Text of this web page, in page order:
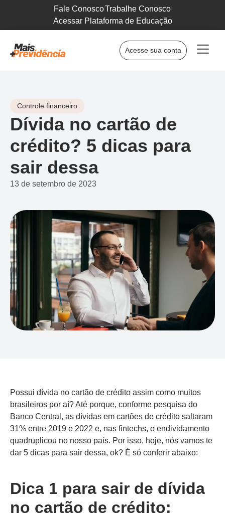
Fale ConoscoTrabalhe Conosco
Acessar Plataforma de Educação
Acesse sua conta
Controle financeiro
Dívida no cartão de
crédito? 5 dicas para
sair dessa
13 de setembro de 2023
Possui dívida no cartão de crédito assim como muitos
brasileiros por aí? Até porque, conforme pesquisa do
Banco Central, as dívidas em cartões de crédito saltaram
31% entre 2019 e 2022 e, nas fintechs, o endividamento
quadruplicou no nosso país. Por isso, hoje, nós vamos te
dar 5 dicas para sair dessa, ok? É só conferir abaixo:
Dica 1 para sair de dívida
no cartão de crédito: